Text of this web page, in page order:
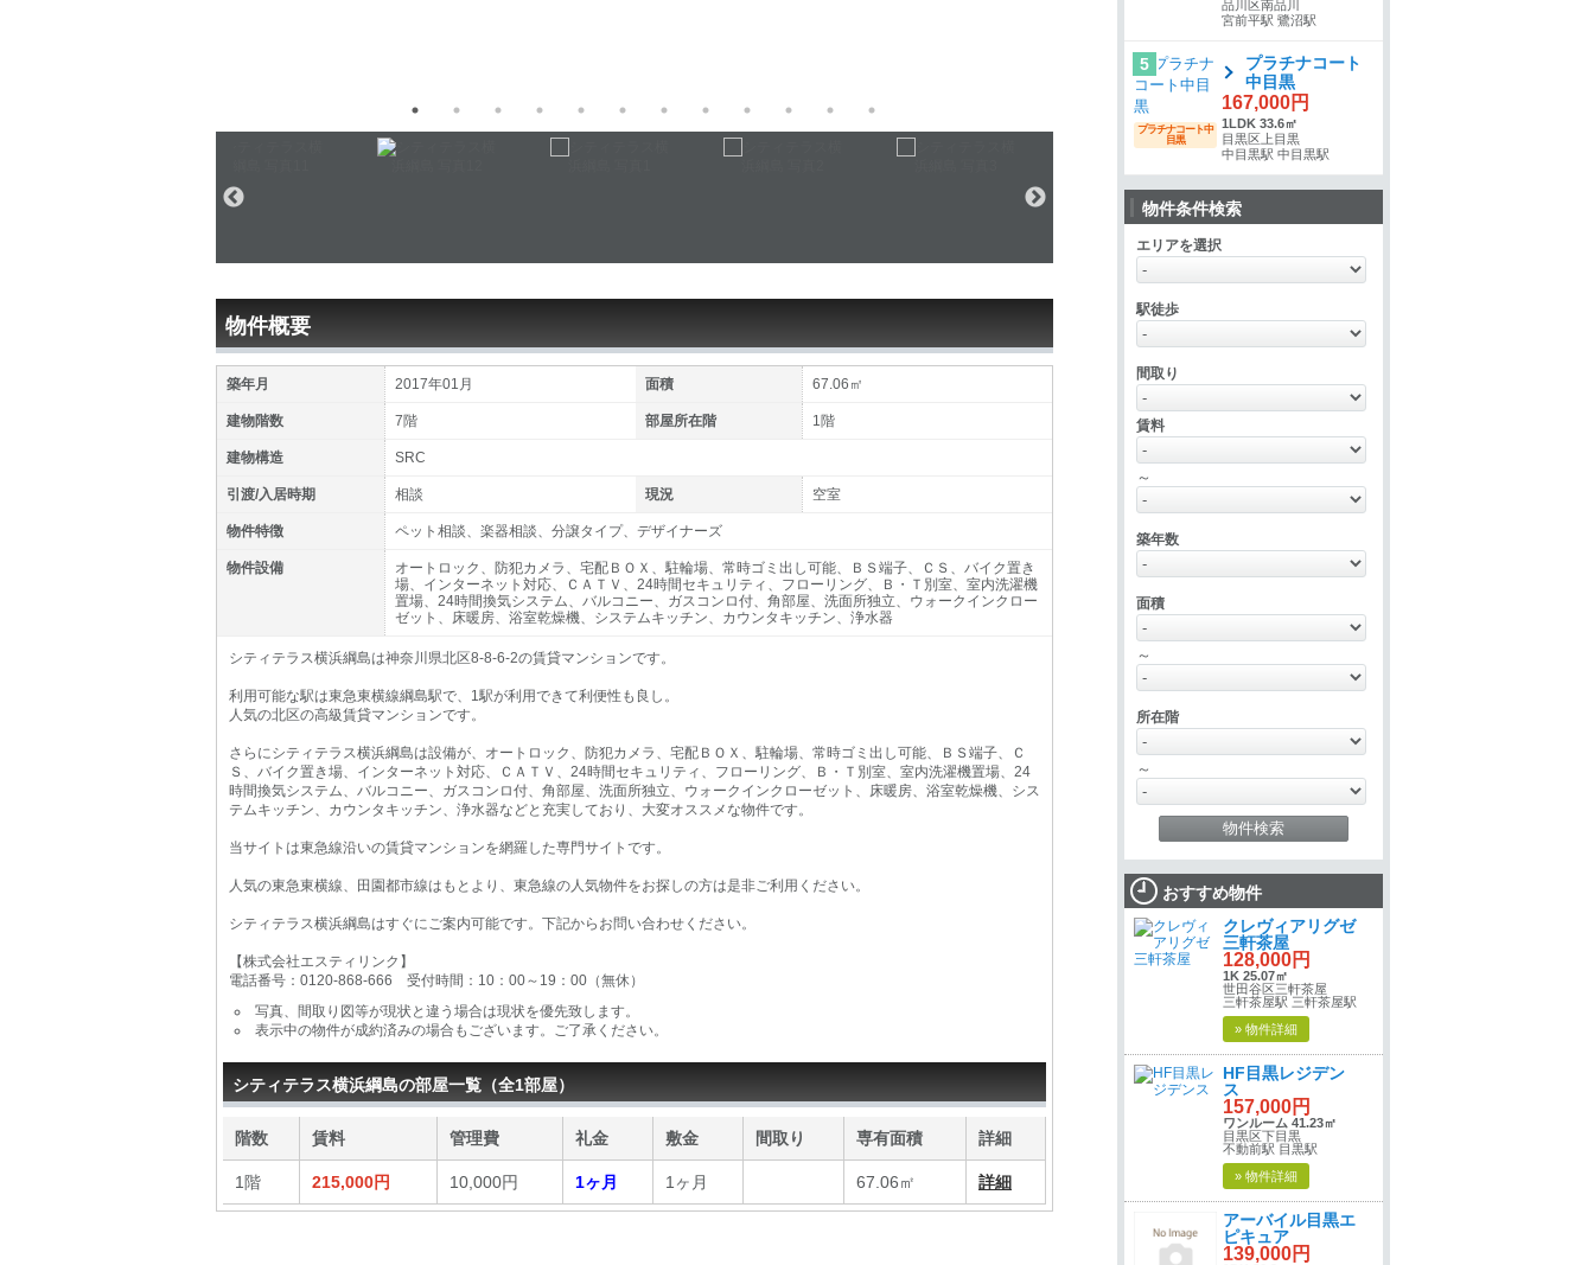
物件概要
築年月 2017年01月 面積 67.06㎡
建物階数 7階 部屋所在階 1階
建物構造 SRC
引渡/入居時期 相談 現況 空室
物件特徴 ペット相談、楽器相談、分譲タイプ、デザイナーズ
物件設備
オートロック、防犯カメラ、宅配ＢＯＸ、駐輪場、常時ゴミ出し可能、ＢＳ端子、ＣＳ、バイク置き
場、インターネット対応、ＣＡＴＶ、24時間セキュリティ、フローリング、Ｂ・Ｔ別室、室内洗濯機
置場、24時間換気システム、バルコニー、ガスコンロ付、角部屋、洗面所独立、ウォークインクロー
ゼット、床暖房、浴室乾燥機、システムキッチン、カウンタキッチン、浄水器
シティテラス横浜綱島は神奈川県北区8-8-6-2の賃貸マンションです。
利用可能な駅は東急東横線綱島駅で、1駅が利用できて利便性も良し。
人気の北区の高級賃貸マンションです。
さらにシティテラス横浜綱島は設備が、オートロック、防犯カメラ、宅配ＢＯＸ、駐輪場、常時ゴミ出し可能、ＢＳ端子、Ｃ
Ｓ、バイク置き場、インターネット対応、ＣＡＴＶ、24時間セキュリティ、フローリング、Ｂ・Ｔ別室、室内洗濯機置場、24
時間換気システム、バルコニー、ガスコンロ付、角部屋、洗面所独立、ウォークインクローゼット、床暖房、浴室乾燥機、シス
テムキッチン、カウンタキッチン、浄水器などと充実しており、大変オススメな物件です。
当サイトは東急線沿いの賃貸マンションを網羅した専門サイトです。
人気の東急東横線、田園都市線はもとより、東急線の人気物件をお探しの方は是非ご利用ください。
シティテラス横浜綱島はすぐにご案内可能です。下記からお問い合わせください。
【株式会社エスティリンク】
電話番号：0120-868-666 受付時間：10：00～19：00（無休）
写真、間取り図等が現状と違う場合は現状を優先致します。
表示中の物件が成約済みの場合もございます。ご了承ください。
シティテラス横浜綱島の部屋一覧（全1部屋）
階数 賃料 管理費 礼金 敷金 間取り 専有面積 詳細
1階 215,000円 10,000円 1ヶ月 1ヶ月 67.06㎡ 詳細
品川区南品川
宮前平駅 鷺沼駅
5
プラチナコート中
目黒
プラチナコート
中目黒
167,000円
1LDK 33.6㎡
目黒区上目黒
中目黒駅 中目黒駅
物件条件検索
エリアを選択
駅徒歩
間取り
賃料
～
築年数
面積
～
所在階
～
おすすめ物件
クレヴィアリグゼ
三軒茶屋
128,000円
1K 25.07㎡
世田谷区三軒茶屋
三軒茶屋駅 三軒茶屋駅
» 物件詳細
HF目黒レジデン
ス
157,000円
ワンルーム 41.23㎡
目黒区下目黒
不動前駅 目黒駅
» 物件詳細
アーバイル目黒エ
ピキュア
139,000円